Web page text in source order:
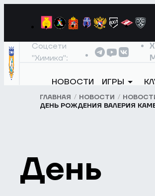
Соцсети
"Химика":
НОВОСТИ ИГРЫ
ГЛАВНАЯ НОВОСТИ
ДЕНЬ РОЖДЕНИЯ ВАЛЕРИЯ
День